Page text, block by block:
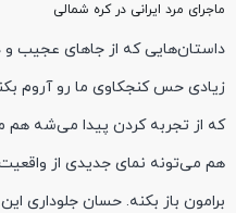
ماجرای مرد ایرانی در کره شمالی
داستان‌هایی که از جاهای عجیب
زیادی حس کنجکاوی ما رو آروم
که از تجربه کردن پیدا می‌شه هم
هم می‌تونه نمای جدیدی از
برامون باز بکنه. حسان جلوداری